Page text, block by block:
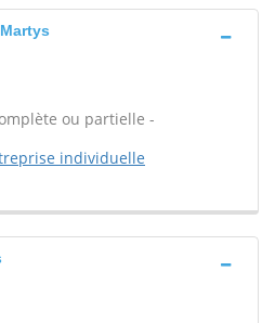
ou partielle -
individuelle